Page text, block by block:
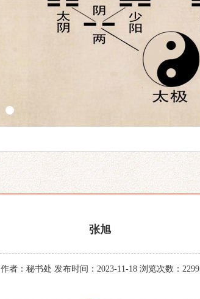
张旭
作者：秘书处 发布时间：2023-11-18 浏览次数：2299